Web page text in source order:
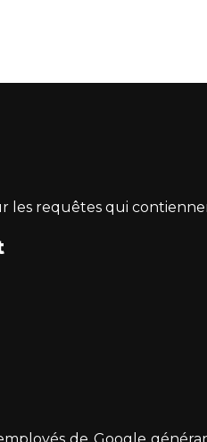
les requêtes qui